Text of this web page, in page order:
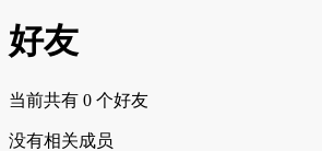
好友
当前共有 0 个好友
没有相关成员